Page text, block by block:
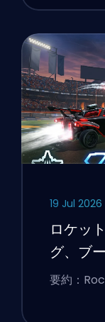
19 Jul 2026
ロケッ
グ、ブ
キング
要約：